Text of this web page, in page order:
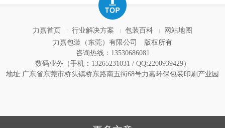
力嘉首页 行业解决方案 包装百科
网站地图
力嘉包装（东莞）有限公司
版权所有
咨询热线：13530686081
数码业务（手机：13265231031 / QQ:2200939429）
地址:广东省东莞市桥头镇桥东路南五街68号力嘉环保包装印刷产业园